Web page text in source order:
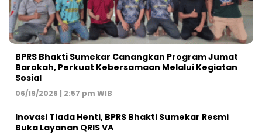
BPRS Bhakti Sumekar Canangkan Program Jumat
Barokah, Perkuat Kebersamaan Melalui Kegiatan
Sosial
06/19/2026 | 2:57 pm WIB
Inovasi Tiada Henti, BPRS Bhakti Sumekar Resmi
Buka Layanan QRIS VA